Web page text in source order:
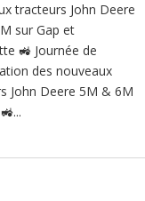
tracteurs John Deere
sur Gap et
🚜 Journée de
des nouveaux
John Deere 5M & 6M